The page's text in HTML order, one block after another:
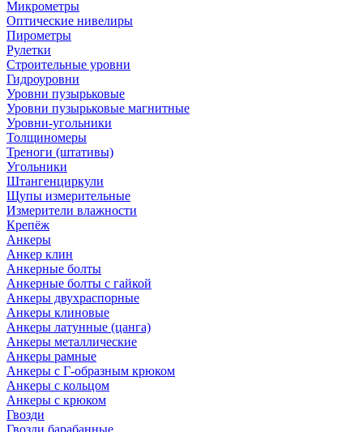
Микрометры
Оптические нивелиры
Пирометры
Рулетки
Строительные уровни
Гидроуровни
Уровни пузырьковые
Уровни пузырьковые магнитные
Уровни-угольники
Толщиномеры
Треноги (штативы)
Угольники
Штангенциркули
Щупы измерительные
Измерители влажности
Крепёж
Анкеры
Анкер клин
Анкерные болты
Анкерные болты с гайкой
Анкеры двухраспорные
Анкеры клиновые
Анкеры латунные (цанга)
Анкеры металлические
Анкеры рамные
Анкеры с Г-образным крюком
Анкеры с кольцом
Анкеры с крюком
Гвозди
Гвозди барабанные